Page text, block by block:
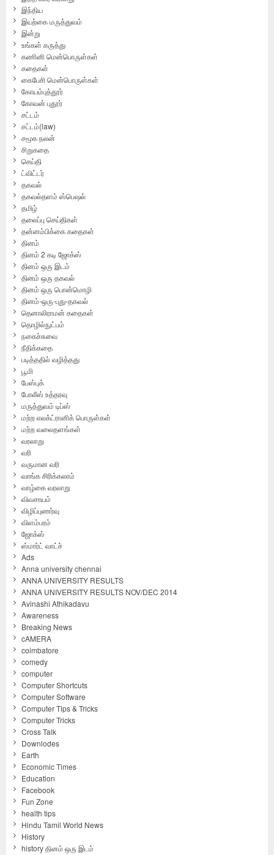
இந்திய
இயற்கை மருத்துவம்
இன்று
உங்கள் கருத்து
கணினி மென்பொருள்கள்
கதைகள்
கைபேசி மென்பொருள்கள்
கோயம்புத்தூர்
கோவன் புதூர்
சட்டம்
சட்டம்(law)
சமூக நலன்
சிறுகதை
செய்தி
ட்விட்டர்
தகவல்
தகவல்தளம் ஸ்பெஷல்
தமிழ்
தலைப்பு செய்திகள்
தன்னம்பிக்கை கதைகள்
தினம்
தினம் 2 கடி ஜோக்ஸ்
தினம் ஒரு இடம்
தினம் ஒரு தகவல்
தினம் ஒரு பொன்மொழி
தினம்-ஒரு-புது-தகவல்
தெனாலிராமன் கதைகள்
தொழில்நுட்பம்
நகைச்சுவை
நீதிக்கதை
படித்ததில் வழித்தது
பூமி
பேஸ்புக்
போலீஸ் உத்தரவு
மருத்துவம் டிப்ஸ்
மற்ற எலக்ட்ரானிக் பொருள்கள்
மற்ற வலைதளங்கள்
வரலாறு
வரி
வருமான வரி
வாங்க சிரிக்கலாம்
வாழ்கை வரலாறு
விவசாயம்
விழிப்புணர்வு
விளம்பரம்
ஜோக்ஸ்
ஸ்மார்ட் வாட்ச்
Ads
Anna university chennai
ANNA UNIVERSITY RESULTS
ANNA UNIVERSITY RESULTS NOV/DEC 2014
Avinashi Athikadavu
Awareness
Breaking News
cAMERA
coimbatore
comedy
computer
Computer Shortcuts
Computer Software
Computer Tips & Tricks
Computer Tricks
Cross Talk
Downlodes
Earth
Economic Times
Education
Facebook
Fun Zone
health tips
Hindu Tamil World News
History
history தினம் ஒரு இடம்